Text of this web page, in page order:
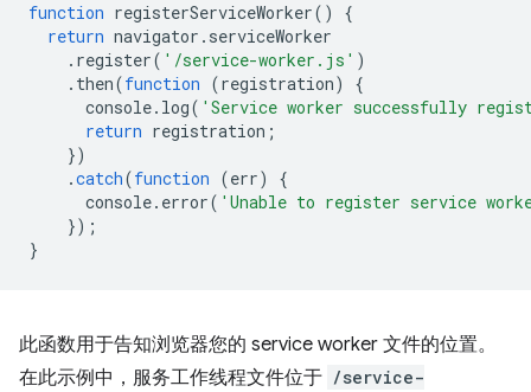
function registerServiceWorker()
{
return navigator . serviceWorker
. register( '/service-worker.js' )
. then(function (registration)
{
console. log( 'Service worker successfully
return registration ;
})
.catch(function (err)
{
console. error( 'Unable to register service
});
}
此函数用于告知浏览器您的 service worker 文件的位置。
在此示例中，服务工作线程文件位于 /service-